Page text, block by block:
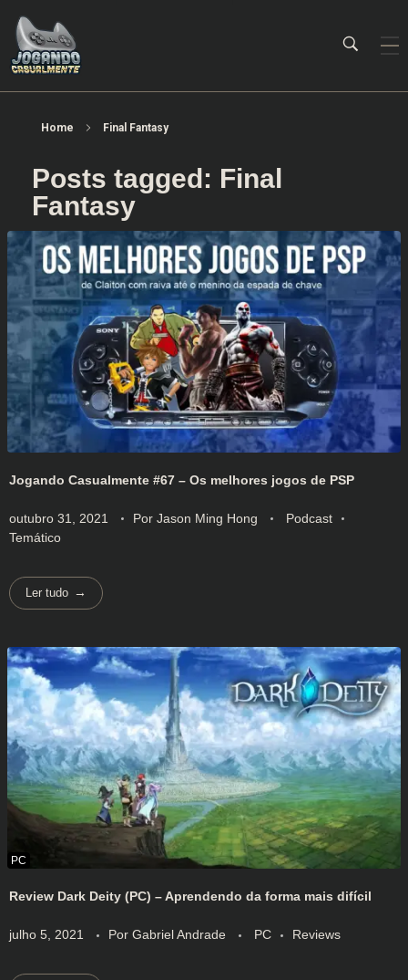
Home Final Fantasy
Posts tagged: Final
Fantasy
Jogando Casualmente #67 – Os melhores jogos de PSP
outubro 31, 2021 Por Jason Ming Hong
Podcast
Temático
Ler tudo
Review Dark Deity (PC) – Aprendendo da forma mais difícil
julho 5, 2021 Por Gabriel Andrade PC Reviews